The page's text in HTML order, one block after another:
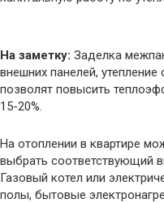
На заметку: Заделка
внешних панелей,
позволят повысить
15-20%.
На отоплении в квартире
выбрать соответствующий
Газовый котел или
полы, бытовые